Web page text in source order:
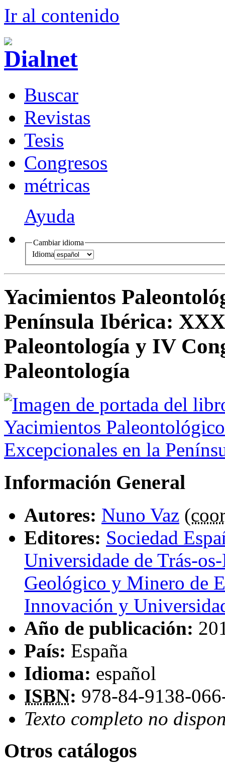
Ir al contenido
Buscar
Revistas
Tesis
Congresos
métricas
Ayuda
Cambiar idioma
Idioma
Yacimientos
Península Ibérica:
Paleontología y IV
Paleontología
Información General
Autores: Nuno Vaz (
Editores: Sociedad
Universidade de Trás-
Geológico y Minero de
Innovación y
Año de publicación:
País: España
Idioma: español
ISBN: 978-84-9138-
Texto completo no
Otros catálogos